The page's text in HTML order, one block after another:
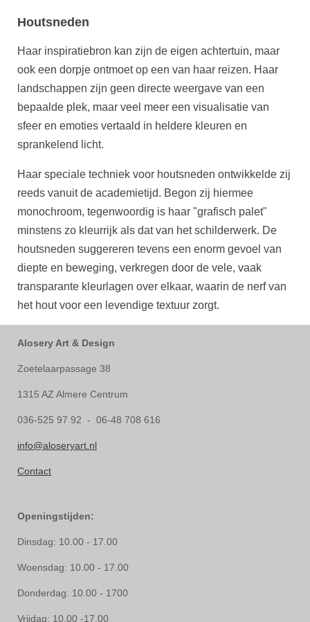
Houtsneden
Haar inspiratiebron kan zijn de eigen achtertuin, maar
ook een dorpje ontmoet op een van haar reizen. Haar
landschappen zijn geen directe weergave van een
bepaalde plek, maar veel meer een visualisatie van
sfeer en emoties vertaald in heldere kleuren en
sprankelend licht.
Haar speciale techniek voor houtsneden ontwikkelde zij
reeds vanuit de academietijd. Begon zij hiermee
monochroom, tegenwoordig is haar "grafisch palet"
minstens zo kleurrijk als dat van het schilderwerk. De
houtsneden suggereren tevens een enorm gevoel van
diepte en beweging, verkregen door de vele, vaak
transparante kleurlagen over elkaar, waarin de nerf van
het hout voor een levendige textuur zorgt.
Alosery Art & Design
Zoetelaarpassage 38
1315 AZ Almere Centrum
036-525 97 92 - 06-48 708 616
info@aloseryart.nl
Contact
Openingstijden:
Dinsdag: 10.00 - 17.00
Woensdag: 10.00 - 17.00
Donderdag: 10.00 - 1700
Vrijdag: 10.00 -17.00